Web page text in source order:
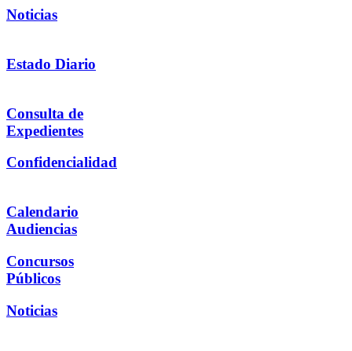
Noticias
Estado Diario
Consulta de
Expedientes
Confidencialidad
Calendario
Audiencias
Concursos
Públicos
Noticias